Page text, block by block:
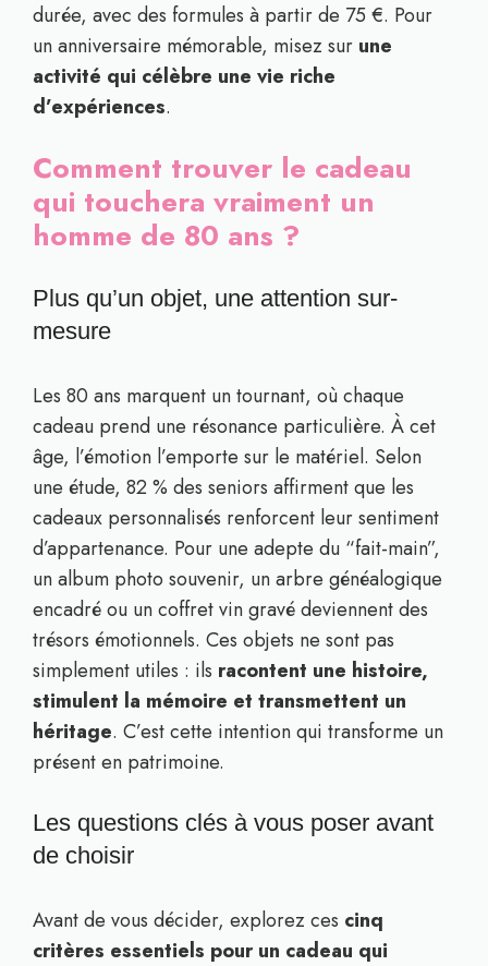
durée, avec des formules à partir de 75 €. Pour
un anniversaire mémorable, misez sur une
activité qui célèbre une vie riche
d’expériences.
Comment trouver le cadeau
qui touchera vraiment un
homme de 80 ans ?
Plus qu’un objet, une attention sur-
mesure
Les 80 ans marquent un tournant, où chaque
cadeau prend une résonance particulière. À cet
âge, l’émotion l’emporte sur le matériel. Selon
une étude, 82 % des seniors affirment que les
cadeaux personnalisés renforcent leur sentiment
d’appartenance. Pour une adepte du “fait-main”,
un album photo souvenir, un arbre généalogique
encadré ou un coffret vin gravé deviennent des
trésors émotionnels. Ces objets ne sont pas
simplement utiles : ils racontent une histoire,
stimulent la mémoire et transmettent un
héritage. C’est cette intention qui transforme un
présent en patrimoine.
Les questions clés à vous poser avant
de choisir
Avant de vous décider, explorez ces cinq
critères essentiels pour un cadeau qui